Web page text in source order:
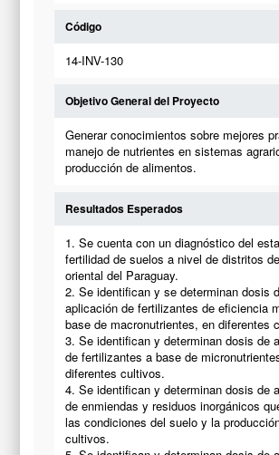
Código
14-INV-130
Objetivo General del Proyecto
Generar conocimientos sobre mejores
manejo de nutrientes en sistemas
producción de alimentos.
Resultados Esperados
1. Se cuenta con un diagnóstico del
fertilidad de suelos a nivel de distritos
oriental del Paraguay.
2. Se identifican y se determinan dosis
aplicación de fertilizantes de eficiencia
base de macronutrientes, en diferentes
3. Se identifican y determinan dosis de
de fertilizantes a base de
diferentes cultivos.
4. Se identifican y determinan dosis de
de enmiendas y residuos inorgánicos
las condiciones del suelo y la
cultivos.